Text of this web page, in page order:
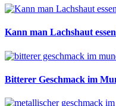
Kann man Lachshaut
Bitterer Geschmack im